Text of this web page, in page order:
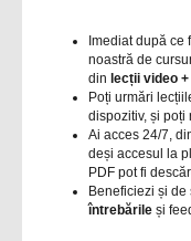
Imediat după ce
noastră de
din lecții video
Poți urmări
dispozitiv, și poți
Ai acces 24/7,
deși accesul la
PDF pot fi
Beneficiezi și de
întrebările și